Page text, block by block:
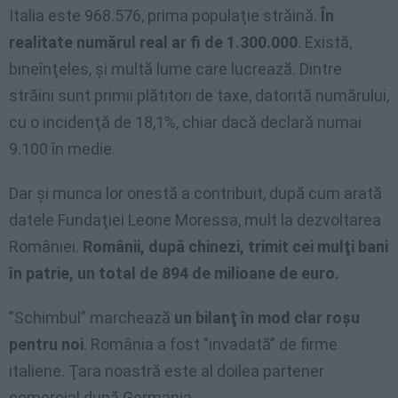
Italia este 968.576, prima populaţie străină.În
realitate numărul real ar fi de 1.300.000. Există,
bineînţeles, şi multă lume care lucrează. Dintre
străini sunt primii plătitori de taxe, datorită numărului,
cu o incidenţă de 18,1%, chiar dacă declară numai
9.100 în medie.
Dar şi munca lor onestă a contribuit, după cum arată
datele Fundaţiei Leone Moressa, mult la dezvoltarea
României. Românii, după chinezi, trimit cei mulţi bani
în patrie, un total de 894 de milioane de euro.
”Schimbul” marchează un bilanţ în mod clar roşu
pentru noi. România a fost ”invadată” de firme
italiene. Ţara noastră este al doilea partener